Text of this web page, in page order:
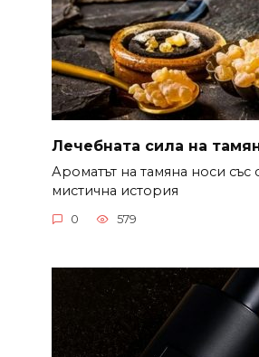
Лечебната сила на
Ароматът на тамяна носи със
мистична история
0 579